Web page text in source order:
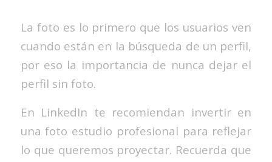
La foto es lo primero que los usuarios ven
cuando están en la búsqueda de un perfil,
por eso la importancia de nunca dejar el
perfil sin foto.
En LinkedIn te recomiendan invertir en
una foto estudio profesional para reflejar
lo que queremos proyectar. Recuerda que